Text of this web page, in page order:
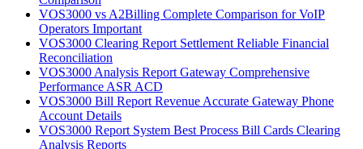
VOS3000 vs A2Billing Complete Comparison for VoIP
Operators Important
VOS3000 Clearing Report Settlement Reliable Financial
Reconciliation
VOS3000 Analysis Report Gateway Comprehensive
Performance ASR ACD
VOS3000 Bill Report Revenue Accurate Gateway Phone
Account Details
VOS3000 Report System Best Process Bill Cards Clearing
Analysis Reports